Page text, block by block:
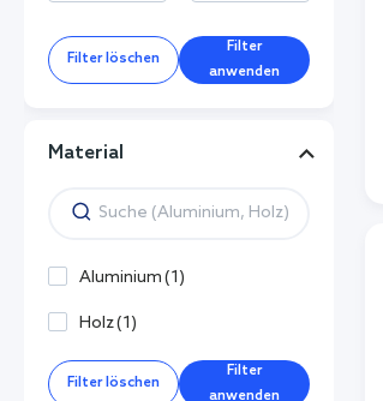
Filter löschen
Filter
anwenden
Material
Aluminium(1)
Holz(1)
Filter löschen
Filter
anwenden